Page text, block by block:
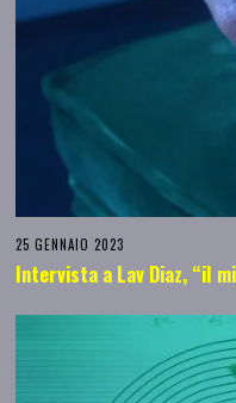
25 GENNAIO 2023
Intervista a Lav Diaz, “il